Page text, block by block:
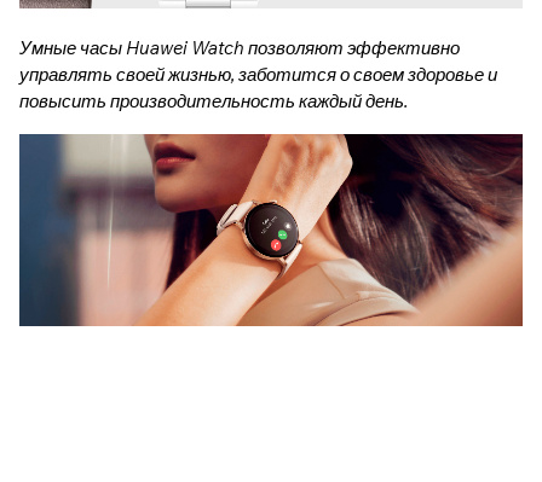
Умные часы Huawei Watch позволяют эффективно
управлять своей жизнью, заботится о своем здоровье и
повысить производительность каждый день.